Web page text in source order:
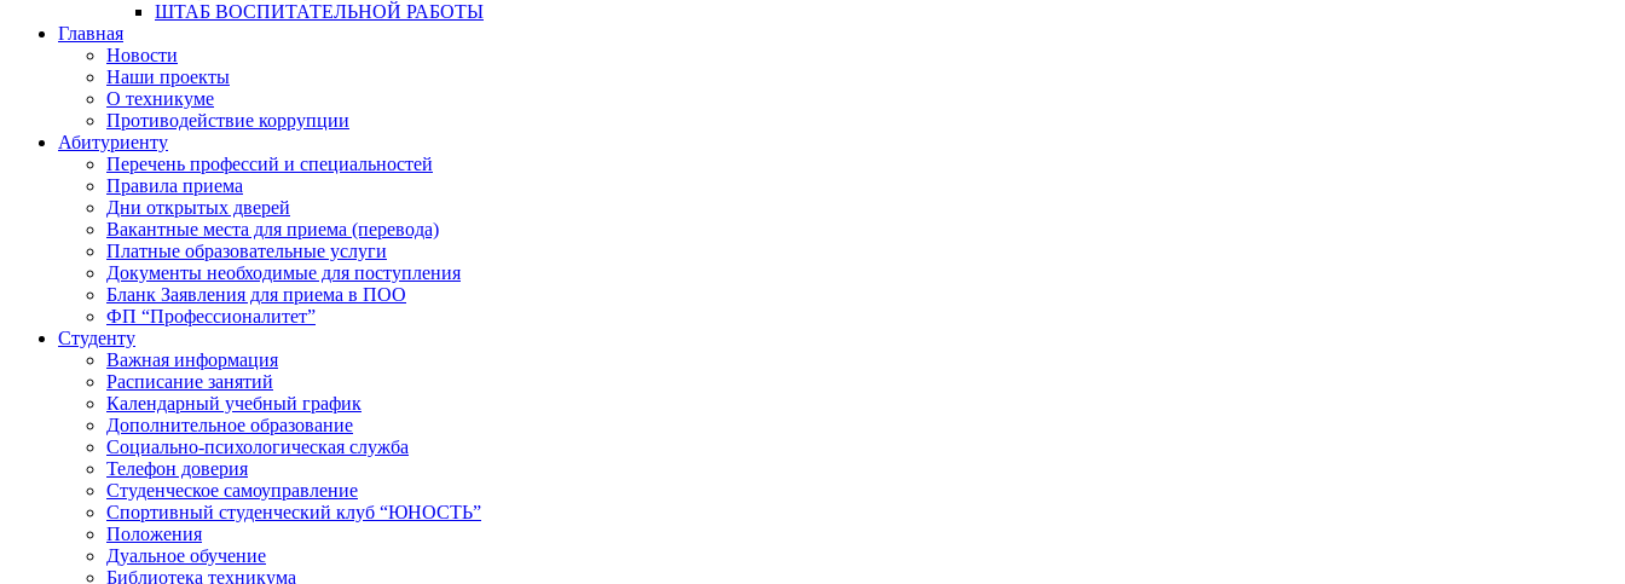
ШТАБ ВОСПИТАТЕЛЬНОЙ РАБОТЫ
Главная
Новости
Наши проекты
О техникуме
Противодействие коррупции
Абитуриенту
Перечень профессий и специальностей
Правила приема
Дни открытых дверей
Вакантные места для приема (перевода)
Платные образовательные услуги
Документы необходимые для поступления
Бланк Заявления для приема в ПОО
ФП “Профессионалитет”
Студенту
Важная информация
Расписание занятий
Календарный учебный график
Дополнительное образование
Социально-психологическая служба
Телефон доверия
Студенческое самоуправление
Спортивный студенческий клуб “ЮНОСТЬ”
Положения
Дуальное обучение
Библиотека техникума